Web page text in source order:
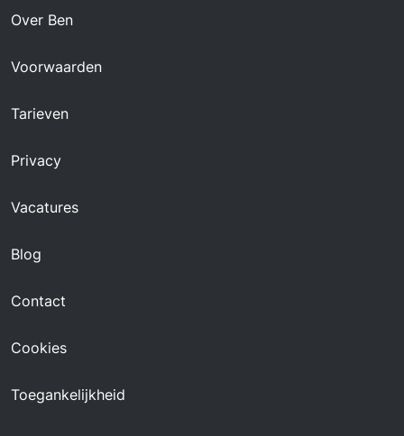
Over Ben
Voorwaarden
Tarieven
Privacy
Vacatures
Blog
Contact
Cookies
Toegankelijkheid